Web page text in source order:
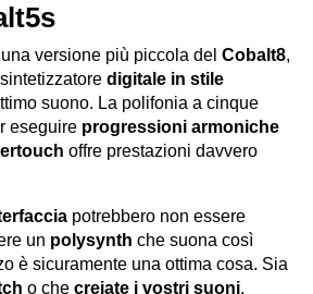
versione più piccola del Cobalt8,
digitale in stile
suono. La polifonia a cinque
eseguire progressioni armoniche
offre prestazioni davvero
potrebbero non essere
un polysynth che suona così
è sicuramente una ottima cosa. Sia
o che creiate i vostri suoni,